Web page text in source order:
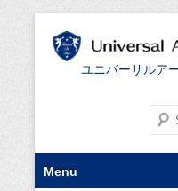
ユニバーサルア
検索
第1メニュー
コンテンツへ移動
Menu